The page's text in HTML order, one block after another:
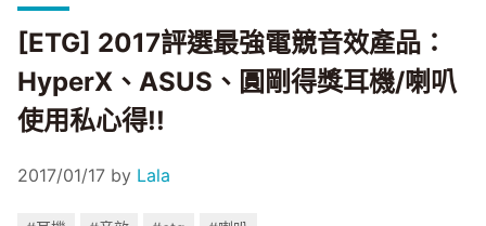
[ETG] 2017評選最強電競音效產品：
HyperX、ASUS、圓剛得獎耳機/喇叭
使用私心得!!
2017/01/17 by Lala